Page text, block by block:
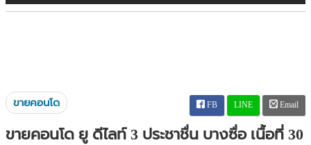
ขายคอนโด FB LINE Email
ขายคอนโด ยู ดีไลท์ 3 ประชาชื่น บางซื่อ เนื้อที่ 30